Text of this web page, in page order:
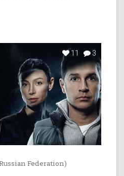
11 3
Federation)